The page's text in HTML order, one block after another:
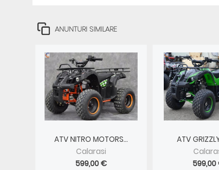
ANUNTURI SIMILARE
ATV NITRO MOTORS...
Calarasi
599,00 €
ATV